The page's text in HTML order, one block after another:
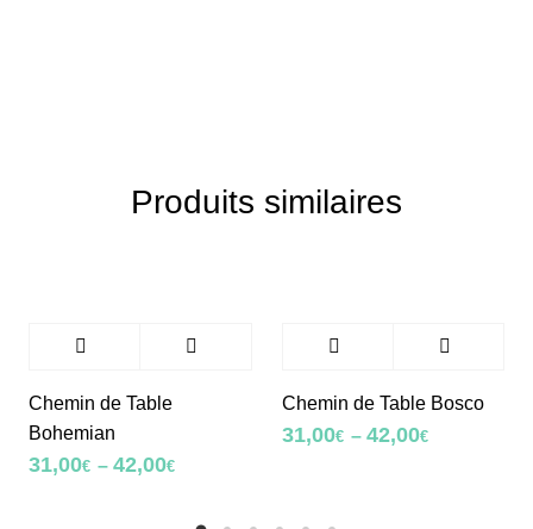
Produits similaires
Chemin de Table
Bohemian
31,00€ – 42,00€
Chemin de Table Bosco
31,00€ – 42,00€